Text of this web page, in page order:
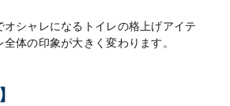
シャレになるトイレの格上げアイテ
体の印象が大きく変わります。